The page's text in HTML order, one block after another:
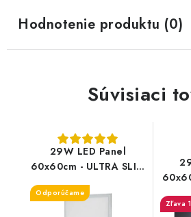
Hodnotenie produktu (0)
Súvisiaci
29W LED Panel
60x60cm - ULTRA SLIM
- vysoko svietivý -
3960lm
Odporúčame